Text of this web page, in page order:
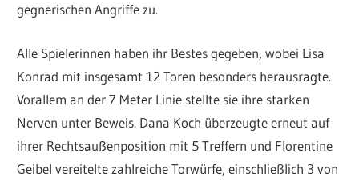
gegnerischen Angriffe zu.
Alle Spielerinnen haben ihr Bestes gegeben, wobei Lisa
Konrad mit insgesamt 12 Toren besonders herausragte.
Vorallem an der 7 Meter Linie stellte sie ihre starken
Nerven unter Beweis. Dana Koch überzeugte erneut auf
ihrer Rechtsaußenposition mit 5 Treffern und Florentine
Geibel vereitelte zahlreiche Torwürfe, einschließlich 3 von